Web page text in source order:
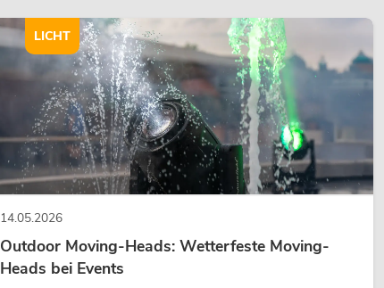
14.05.2026
Outdoor Moving-Heads: Wetterfeste Moving-
Heads bei Events
LICHT